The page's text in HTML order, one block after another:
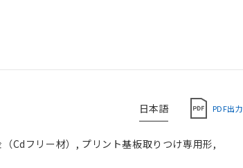
日本語 PDF出力
Cdフリー材）, プリント基板取りつけ専用形,